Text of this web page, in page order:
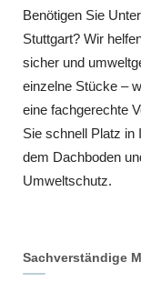
Benötigen Sie
Stuttgart? Wir
sicher und
einzelne Stücke –
eine fachgerechte
Sie schnell Platz in
dem Dachboden
Umweltschutz.
Sachverständige